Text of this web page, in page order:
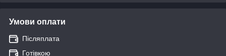
Умови оплати
Післяплата
Готівкою